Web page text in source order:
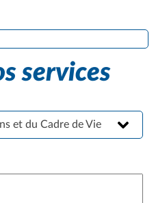
services
et du Cadre de Vie